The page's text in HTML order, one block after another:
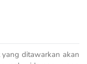
ditawarkan akan